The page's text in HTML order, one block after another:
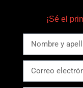
¡Sé el